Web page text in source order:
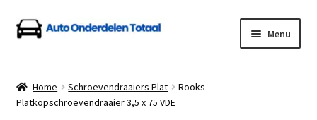
Ga
door
navigatie
Ga
naar
inhoud
Menu
Algemene Voorwaarden
Home Schroevendraaiers Plat
Rooks
Platkopschroevendraaier 3,5 x 75 VDE